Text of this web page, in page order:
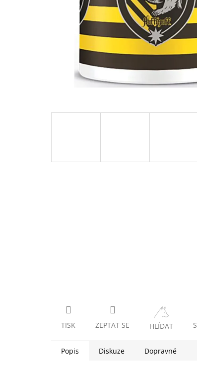
TISK ZEPTAT SE HLÍDAT
Popis Diskuze Dopravné